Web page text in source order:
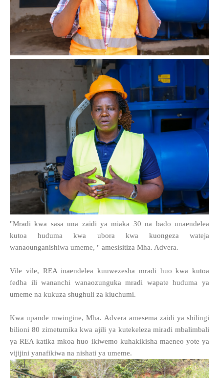
"Mradi kwa sasa una zaidi ya miaka 30 na bado unaendelea
kutoa huduma kwa ubora kwa kuongeza wateja
wanaounganishiwa umeme, " amesisitiza Mha. Advera.
Vile vile, REA inaendelea kuuwezesha mradi huo kwa kutoa
fedha ili wananchi wanaozunguka mradi wapate huduma ya
umeme na kukuza shughuli za kiuchumi.
Kwa upande mwingine, Mha. Advera amesema zaidi ya shilingi
bilioni 80 zimetumika kwa ajili ya kutekeleza miradi mbalimbali
ya REA katika mkoa huo ikiwemo kuhakikisha maeneo yote ya
vijijini yanafikiwa na nishati ya umeme.